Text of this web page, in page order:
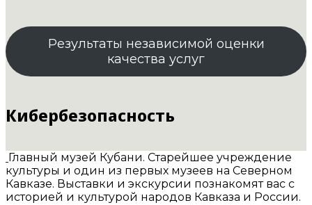
Результаты независимой оценки
качества услуг
Кибербезопасность
Главный музей Кубани. Старейшее учреждение
культуры и один из первых музеев на Северном
Кавказе. Выставки и экскурсии познакомят вас с
историей и культурой народов Кавказа и России.